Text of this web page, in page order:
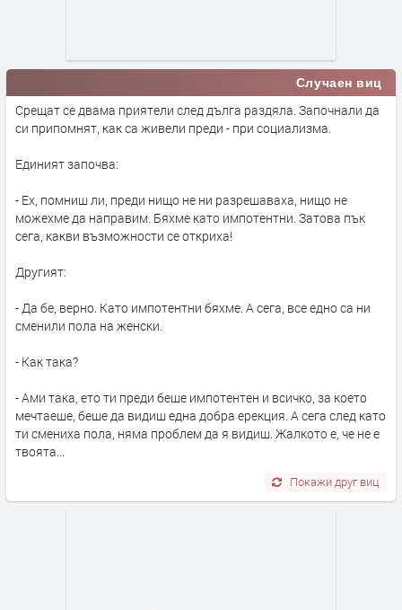
Случаен виц
Срещат се двама приятели след дълга раздяла. Започнали да
си припомнят, как са живели преди - при социализма.
Единият започва:
- Ех, помниш ли, преди нищо не ни разрешаваха, нищо не
можехме да направим. Бяхме като импотентни. Затова пък
сега, какви възможности се откриха!
Другият:
- Да бе, верно. Като импотентни бяхме. А сега, все едно са ни
сменили пола на женски.
- Как така?
- Ами така, ето ти преди беше импотентен и всичко, за което
мечтаеше, беше да видиш една добра ерекция. А сега след като
ти смениха пола, няма проблем да я видиш. Жалкото е, че не е
твоята...
Покажи друг виц